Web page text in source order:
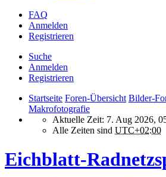
FAQ
Anmelden
Registrieren
Suche
Anmelden
Registrieren
Startseite Foren-Übersicht Bilder-
Makrofotografie
Aktuelle Zeit: 7. Aug 2026,
Alle Zeiten sind UTC+02:00
Eichblatt-